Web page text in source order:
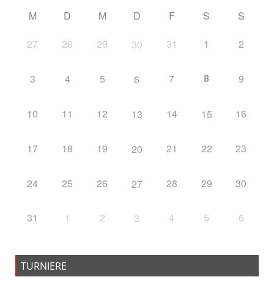
M D M D F S S
27 28 29 30 31 1 2
3 4 5 6 7 8 9
10 11 12 13 14 15 16
17 18 19 20 21 22 23
24 25 26 27 28 29 30
31 1 2 3 4 5 6
TURNIERE